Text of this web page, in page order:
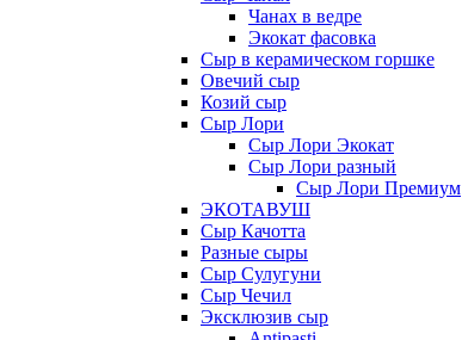
Чанах в ведре
Экокат фасовка
Сыр в керамическом горшке
Овечий сыр
Козий сыр
Сыр Лори
Сыр Лори Экокат
Сыр Лори разный
Сыр Лори Премиум
ЭКОТАВУШ
Сыр Качотта
Разные сыры
Сыр Сулугуни
Сыр Чечил
Эксклюзив сыр